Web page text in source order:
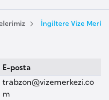
e
t
İngiltere Vize
E-posta
trabzon@vizemerkezi.co
m